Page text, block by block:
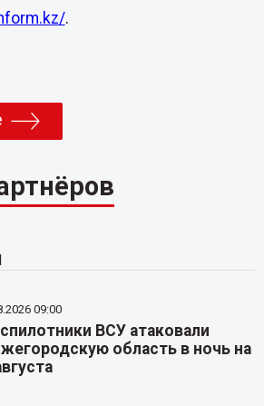
.
09:00
ВСУ атаковали
область в ночь на